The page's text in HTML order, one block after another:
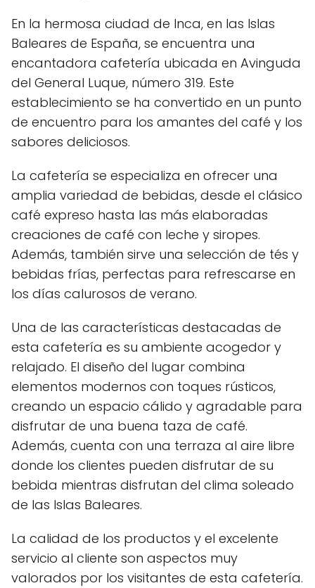
En la hermosa ciudad de Inca, en las Islas
Baleares de España, se encuentra una
encantadora cafetería ubicada en Avinguda
del General Luque, número 319. Este
establecimiento se ha convertido en un punto
de encuentro para los amantes del café y los
sabores deliciosos.
La cafetería se especializa en ofrecer una
amplia variedad de bebidas, desde el clásico
café expreso hasta las más elaboradas
creaciones de café con leche y siropes.
Además, también sirve una selección de tés y
bebidas frías, perfectas para refrescarse en
los días calurosos de verano.
Una de las características destacadas de
esta cafetería es su ambiente acogedor y
relajado. El diseño del lugar combina
elementos modernos con toques rústicos,
creando un espacio cálido y agradable para
disfrutar de una buena taza de café.
Además, cuenta con una terraza al aire libre
donde los clientes pueden disfrutar de su
bebida mientras disfrutan del clima soleado
de las Islas Baleares.
La calidad de los productos y el excelente
servicio al cliente son aspectos muy
valorados por los visitantes de esta cafetería.